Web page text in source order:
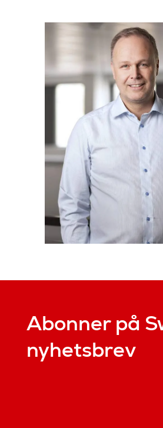
Abonner på
nyhetsbrev